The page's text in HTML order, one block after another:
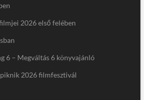
2026 első felében
6 – Megváltás 6 könyvajánló
2026 filmfesztivál